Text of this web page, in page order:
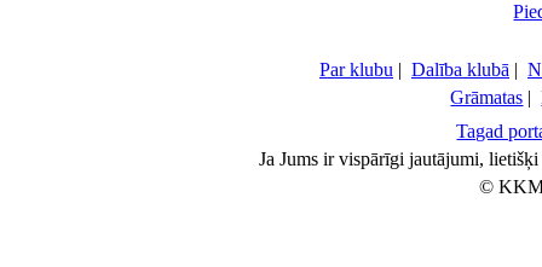
Par klubu | Dalība klubā |
Grāmatas |
Tagad
Ja Jums ir vispārīgi jautājumi,
©